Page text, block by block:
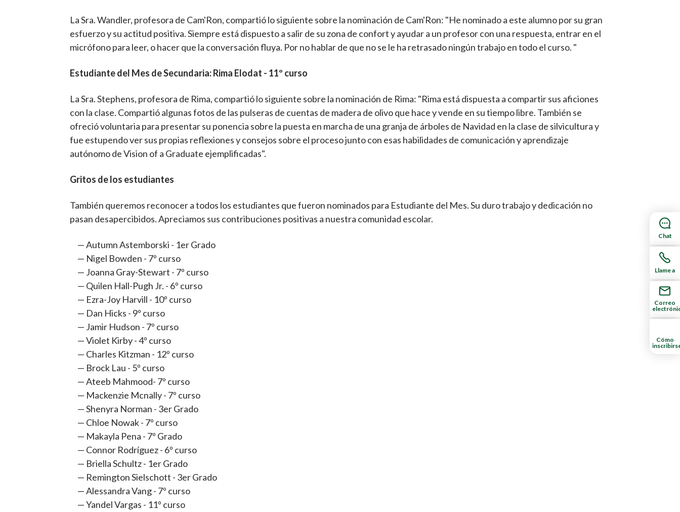
La Sra. Wandler, profesora de Cam'Ron, compartió lo siguiente sobre la nominación de Cam'Ron: "He nominado a este alumno por su gran
esfuerzo y su actitud positiva. Siempre está dispuesto a salir de su zona de confort y ayudar a un profesor con una respuesta, entrar en el
micrófono para leer, o hacer que la conversación fluya. Por no hablar de que no se le ha retrasado ningún trabajo en todo el curso. "
Estudiante del Mes de Secundaria:Rima Elodat - 11º curso
La Sra. Stephens, profesora de Rima, compartió lo siguiente sobre la nominación de Rima: "Rima está dispuesta a compartir sus aficiones
con la clase. Compartió algunas fotos de las pulseras de cuentas de madera de olivo que hace y vende en su tiempo libre. También se
ofreció voluntaria para presentar su ponencia sobre la puesta en marcha de una granja de árboles de Navidad en la clase de silvicultura y
fue estupendo ver sus propias reflexiones y consejos sobre el proceso junto con esas habilidades de comunicación y aprendizaje
autónomo de Vision of a Graduate ejemplificadas".
Gritos de los estudiantes
También queremos reconocer a todos los estudiantes que fueron nominados para Estudiante del Mes. Su duro trabajo y dedicación no
pasan desapercibidos. Apreciamos sus contribuciones positivas a nuestra comunidad escolar.
Autumn Astemborski - 1er Grado
Nigel Bowden - 7º curso
Joanna Gray-Stewart - 7º curso
Quilen Hall-Pugh Jr. - 6º curso
Ezra-Joy Harvill - 10º curso
Dan Hicks - 9º curso
Jamir Hudson - 7º curso
Violet Kirby - 4º curso
Charles Kitzman - 12º curso
Brock Lau - 5º curso
Ateeb Mahmood- 7º curso
Mackenzie Mcnally - 7º curso
Shenyra Norman - 3er Grado
Chloe Nowak - 7º curso
Makayla Pena - 7º Grado
Connor Rodríguez - 6º curso
Briella Schultz - 1er Grado
Remington Sielschott - 3er Grado
Alessandra Vang - 7º curso
Yandel Vargas - 11º curso
Chat
Llame a
Correo
Cómo